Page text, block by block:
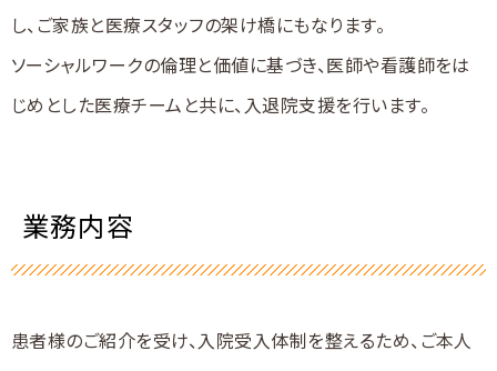
し、ご家族と医療スタッフの架け橋にもなります。
ソーシャルワークの倫理と価値に基づき、医師や看護師をは
じめとした医療チームと共に、入退院支援を行います。
業務内容
患者様のご紹介を受け、入院受入体制を整えるため、ご本人